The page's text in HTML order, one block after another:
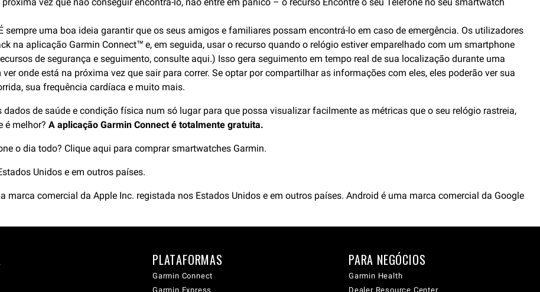
uma boa ideia garantir que os seus amigos e familiares possam encontrá-lo em caso de emergência. Os utilizadores
na aplicação Garmin Connect™ e, em seguida, usar o recurso quando o relógio estiver emparelhado com um smartphone
de segurança e seguimento, consulte aqui.) Isso gera seguimento em tempo real de sua localização durante uma
onde está na próxima vez que sair para correr. Se optar por compartilhar as informações com eles, eles poderão ver sua
sua frequência cardíaca e muito mais.
de saúde e condição física num só lugar para que possa visualizar facilmente as métricas que o seu relógio rastreia,
é melhor? A aplicação Garmin Connect é totalmente gratuita.
o dia todo? Clique aqui para comprar smartwatches Garmin.
Unidos e em outros países.
marca comercial da Apple Inc. registada nos Estados Unidos e em outros países. Android é uma marca comercial da Google
PLATAFORMAS
Garmin Connect
Garmin Express
PARA NEGÓCIOS
Garmin Health
Dealer Resource Center